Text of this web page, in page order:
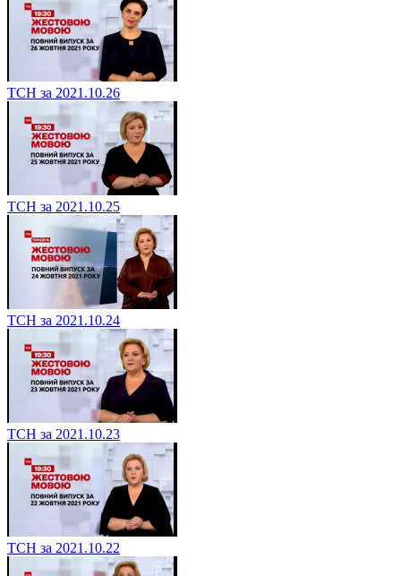
ТСН за 2021.10.26
ТСН за 2021.10.25
ТСН за 2021.10.24
ТСН за 2021.10.23
ТСН за 2021.10.22